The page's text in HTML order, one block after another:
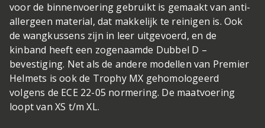
voor de binnenvoering gebruikt is gemaakt van anti-
allergeen material, dat makkelijk te reinigen is. Ook
de wangkussens zijn in leer uitgevoerd, en de
kinband heeft een zogenaamde Dubbel D –
bevestiging. Net als de andere modellen van Premier
Helmets is ook de Trophy MX gehomologeerd
volgens de ECE 22-05 normering. De maatvoering
loopt van XS t/m XL.